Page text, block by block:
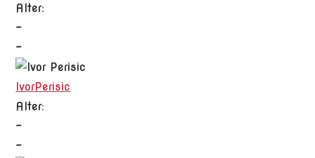
Alter:
-
-
IvorPerisic
Alter:
-
-